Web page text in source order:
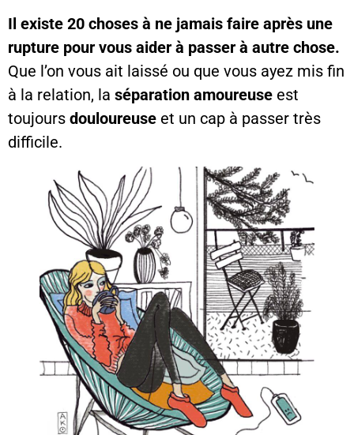
Il existe 20 choses à ne jamais faire après une
rupture pour vous aider à passer à autre chose.
Que l’on vous ait laissé ou que vous ayez mis fin
à la relation, la séparation amoureuse est
toujours douloureuse et un cap à passer très
difficile.